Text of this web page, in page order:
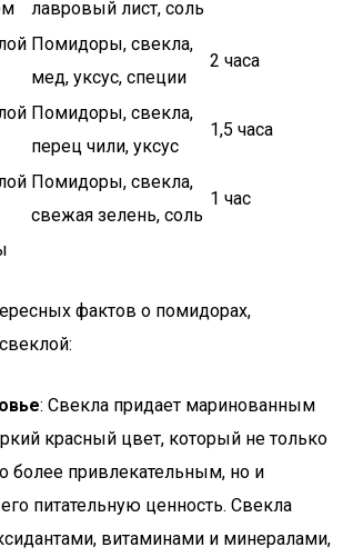
лавровый лист, соль
Помидоры, свекла,
мед, уксус, специи
2 часа
Помидоры, свекла,
перец чили, уксус
1,5 часа
Помидоры, свекла,
свежая зелень, соль
1 час
фактов о помидорах,
: Свекла придает маринованным
красный цвет, который не только
более привлекательным, но и
питательную ценность. Свекла
витаминами и минералами,